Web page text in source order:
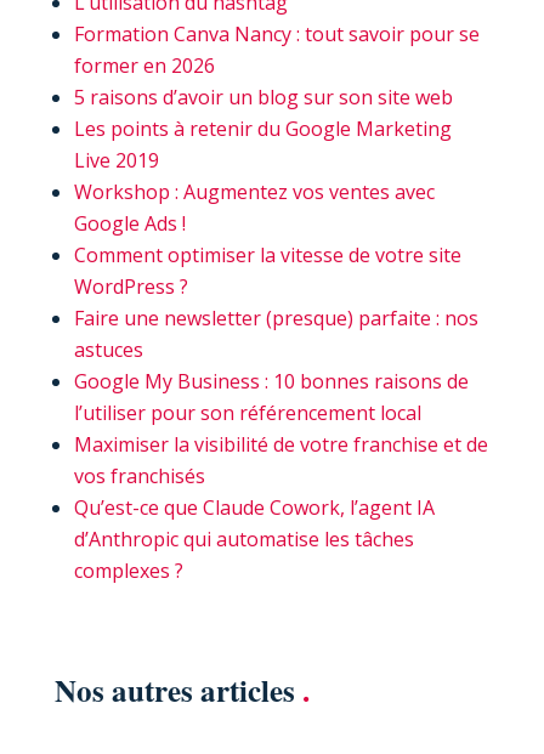
Formation Canva Nancy : tout savoir pour se
former en 2026
5 raisons d’avoir un blog sur son site web
Les points à retenir du Google Marketing
Live 2019
Workshop : Augmentez vos ventes avec
Google Ads !
Comment optimiser la vitesse de votre site
WordPress ?
Faire une newsletter (presque) parfaite : nos
astuces
Google My Business : 10 bonnes raisons de
l’utiliser pour son référencement local
Maximiser la visibilité de votre franchise et de
vos franchisés
Qu’est-ce que Claude Cowork, l’agent IA
d’Anthropic qui automatise les tâches
complexes ?
Nos autres articles .